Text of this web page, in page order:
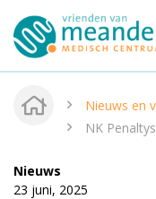
Projecten
Nieuws en
NK
Nieuws
23 juni, 2025